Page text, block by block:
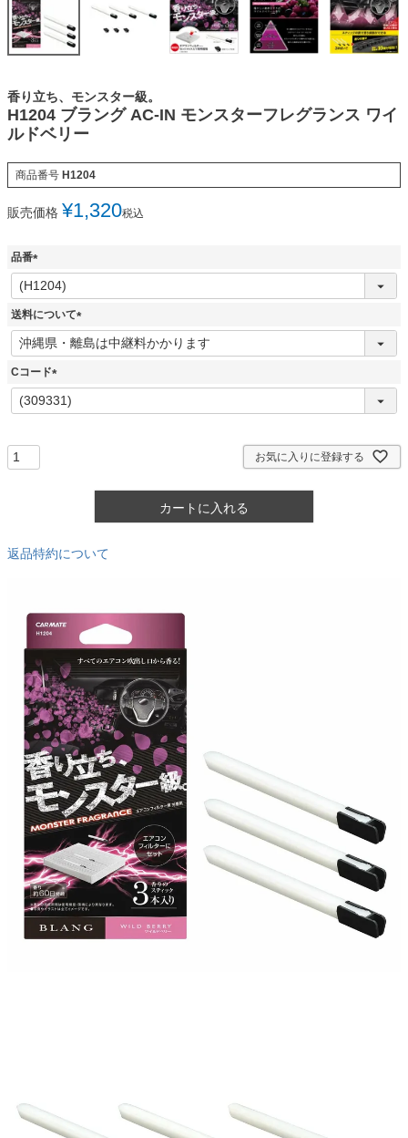
香り立ち、モンスター級。
H1204 ブラング AC-IN モンスターフレグランス ワイ
ルドベリー
商品番号 H1204
販売価格 ¥1,320税込
品番
(
必
須
送料について
(
必
Cコード
(
必
お気に入りに登録する
カートに入れる
返品特約について